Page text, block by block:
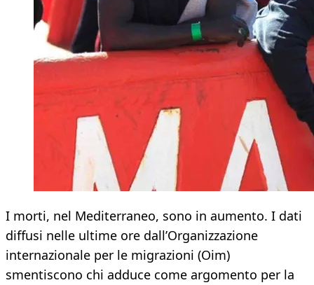
I morti, nel Mediterraneo, sono in aumento. I dati
diffusi nelle ultime ore dall’Organizzazione
internazionale per le migrazioni (Oim)
smentiscono chi adduce come argomento per la